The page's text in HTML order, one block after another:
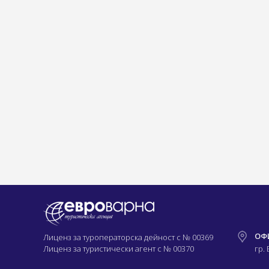
Лиценз за туроператорска дейност с № 00369
Лиценз за туристически агент с № 00370
гр.